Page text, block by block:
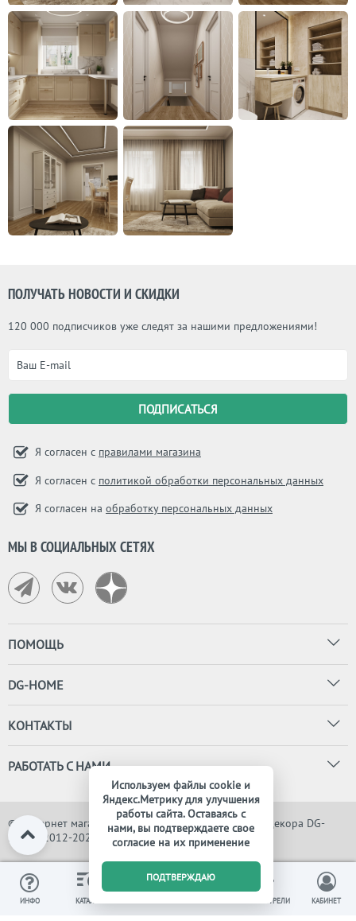
ПОЛУЧАТЬ НОВОСТИ И СКИДКИ
120 000 подписчиков уже следят за нашими предложениями!
Я согласен с правилами магазина
Я согласен с политикой обработки персональных данных
Я согласен на обработку персональных данных
МЫ В СОЦИАЛЬНЫХ СЕТЯХ
ПОМОЩЬ
DG-HOME
КОНТАКТЫ
РАБОТАТЬ С НАМИ
© Интернет магазин дизайнерской мебели, света и декора DG-
HOME, 2012-2026. Все права защищены
ИНФО КАТАЛОГ
0
ВЫ СМОТРЕЛИ КАБИНЕТ
Используем файлы cookie и
Яндекс.Метрику для улучшения
работы сайта. Оставаясь с
нами, вы подтверждаете свое
согласие на их применение
ПОДТВЕРЖДАЮ